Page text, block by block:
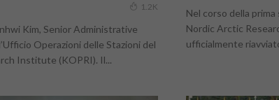
1.2K
Kim, Senior Administrative
Operazioni delle Stazioni del
Institute (KOPRI). Il...
Nel corso della
Nordic Arctic
ufficialmente